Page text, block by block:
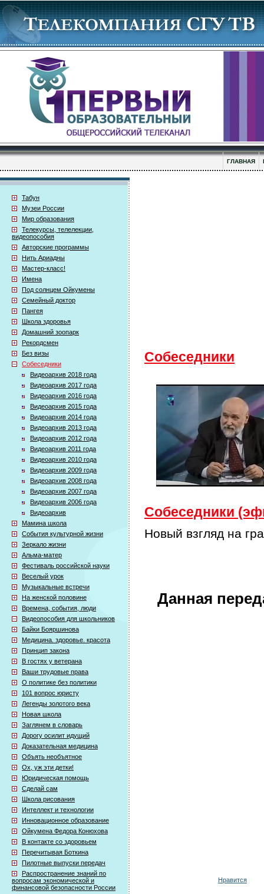
ГЛАВНАЯ
Табун
Музеи России
Мир образования
Телекурсы, телелекции,
видеопособия
Авторские программы
Нить Ариадны
Мастер-класс!
Имена
Под солнцем Ойкумены
Семейный доктор
Пангея
Школа здоровья
Домашний зоопарк
Рекордсмен
Без визы
Собеседники
Видеоархив 2018 года
Видеоархив 2017 года
Видеоархив 2016 года
Видеоархив 2015 года
Видеоархив 2014 года
Видеоархив 2013 года
Видеоархив 2012 года
Видеоархив 2011 года
Видеоархив 2010 года
Видеоархив 2009 года
Видеоархив 2008 года
Видеоархив 2007 года
Видеоархив 2006 года
Видеоархив
Мамина школа
События культурной жизни
Зеркало жизни
Альма-матер
Фестиваль российской науки
Веселый урок
Музыкальные встречи
На женской половине
Времена, события, люди
Видеопособия для школьников
Байки Бояршинова
Медицина. здоровье. красота
Принцип закона
В гостях у ветерана
Ваши трудовые права
О политике без политики
101 вопрос юристу
Легенды золотого века
Новая школа
Заглянем в словарь
Дорогу осилит идущий
Доказательная медицина
Объять необъятное
Ох, уж эти детки!
Юридическая помощь
Сделай сам
Школа рисования
Интеллект и технологии
Инновационное образование
Ойкумена Федора Конюхова
В контакте со здоровьем
Перечитывая Боткина
Пилотные выпуски передач
Распространение знаний по
вопросам экономической и
финансовой безопасности России
Собеседники
Собеседники
Новый взгляд на
Данная
Нравится